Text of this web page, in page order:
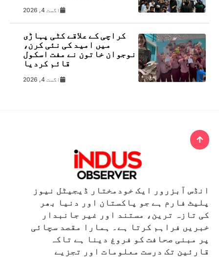
اگست 4, 2026
کراچی کے علاقے کٹی پہاڑی
میں امید کی نئی کرن،
نوجوان خاتون نے مفت اسکول
قائم کردیا
اگست 4, 2026
انڈس آبزرور ایک خودمختار ڈیجیٹل نیوز
پلیٹ فارم ہے جو پاکستان اور دنیا بھر
کی تازہ ترین، مستند اور غیر جانبدار
خبریں فراہم کرتا ہے۔ ہمارا مقصد سچائی
پر مبنی صحافت کو فروغ دینا ہے تاکہ
قارئین تک درست معلومات اور تجزیے